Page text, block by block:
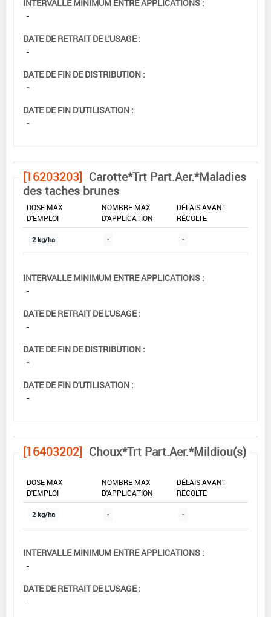
INTERVALLE MINIMUM ENTRE APPLICATIONS :
-
DATE DE RETRAIT DE L'USAGE :
-
DATE DE FIN DE DISTRIBUTION :
-
DATE DE FIN D'UTILISATION :
-
[16203203] Carotte*Trt Part.Aer.*Maladies
des taches brunes
DOSE MAX
D'EMPLOI
NOMBRE MAX
D'APPLICATION
DÉLAIS AVANT
RÉCOLTE
2 kg/ha - -
INTERVALLE MINIMUM ENTRE APPLICATIONS :
-
DATE DE RETRAIT DE L'USAGE :
-
DATE DE FIN DE DISTRIBUTION :
-
DATE DE FIN D'UTILISATION :
-
[16403202] Choux*Trt Part.Aer.*Mildiou(s)
DOSE MAX
D'EMPLOI
NOMBRE MAX
D'APPLICATION
DÉLAIS AVANT
RÉCOLTE
2 kg/ha - -
INTERVALLE MINIMUM ENTRE APPLICATIONS :
-
DATE DE RETRAIT DE L'USAGE :
-